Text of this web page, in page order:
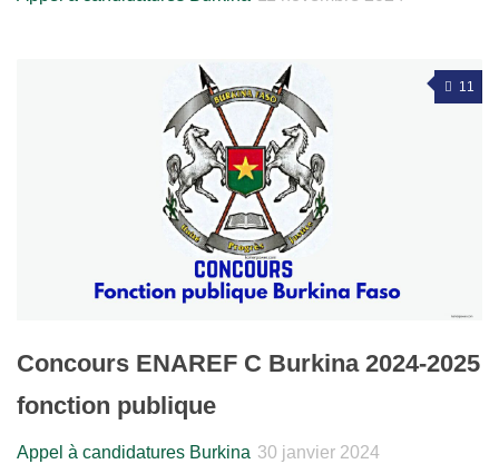
11
Concours ENAREF C Burkina 2024-2025
fonction publique
Appel à candidatures Burkina 30 janvier 2024